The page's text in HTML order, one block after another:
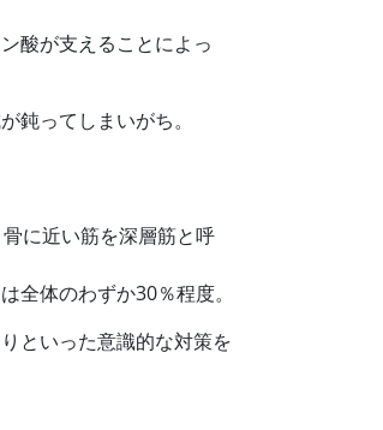
酸が支えることによっ
鈍ってしまいがち。
に近い筋を深層筋と呼
全体のわずか30％程度。
といった意識的な対策を